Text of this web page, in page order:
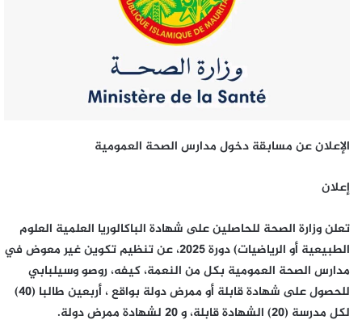
الإعلان عن مسابقة دخول مدارس الصحة العمومية
إعلان
تعلن وزارة الصحة للحاصلين على شهادة الباكالوريا العلمية العلوم
الطبيعية أو الرياضيات) دورة 2025، عن تنظيم تكوين غير معوض في
مدارس الصحة العمومية بكل من النعمة، كيفه، روصو وسيلبابي
للحصول على شهادة قابلة أو ممرض دولة بواقع ، أربعين طالبا (40)
لكل مدرسة (20) الشهادة قابلة، و 20 لشهادة ممرض دولة.